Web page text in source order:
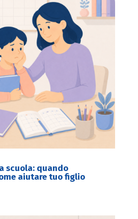
scuola: quando
aiutare tuo figlio